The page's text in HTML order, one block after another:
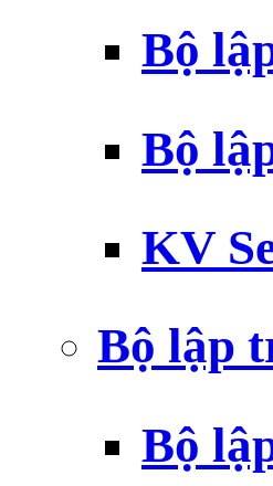
Bộ
Bộ
KV
Bộ lập
Bộ